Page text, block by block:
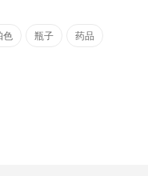
色 瓶子 药品